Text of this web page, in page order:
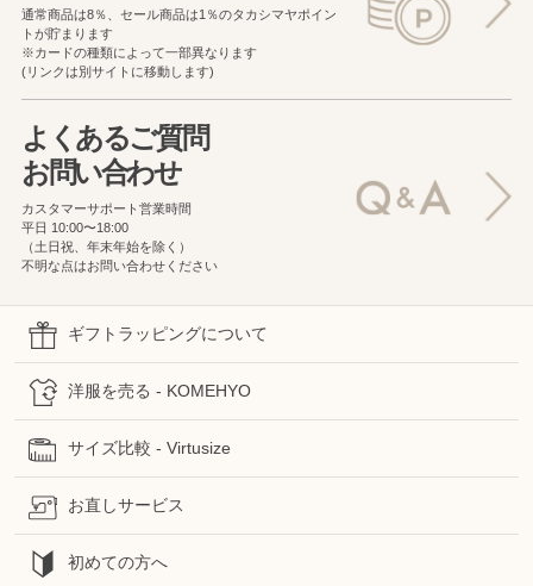
通常商品は8％、セール商品は1％のタカシマヤポイン
トが貯まります
※カードの種類によって一部異なります
(リンクは別サイトに移動します)
よくあるご質問
お問い合わせ
カスタマーサポート営業時間
平日 10:00〜18:00
（土日祝、年末年始を除く）
不明な点はお問い合わせください
ギフトラッピングについて
洋服を売る - KOMEHYO
サイズ比較 - Virtusize
お直しサービス
初めての方へ